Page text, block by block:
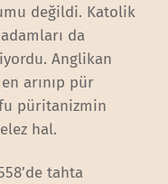
değildi. Katolik
da
Anglikan
arınıp pür
püritanizmin
hal.
tahta